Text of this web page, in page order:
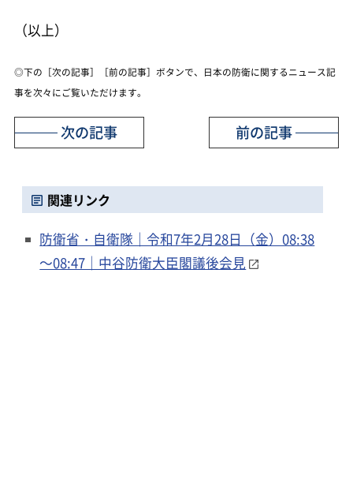
（以上）
◎下の［次の記事］［前の記事］ボタンで、日本の防衛に関するニュース記
事を次々にご覧いただけます。
前の記事
次の記事
関連リンク
防衛省・自衛隊｜令和7年2月28日（金）08:38
～08:47｜中谷防衛大臣閣議後会見